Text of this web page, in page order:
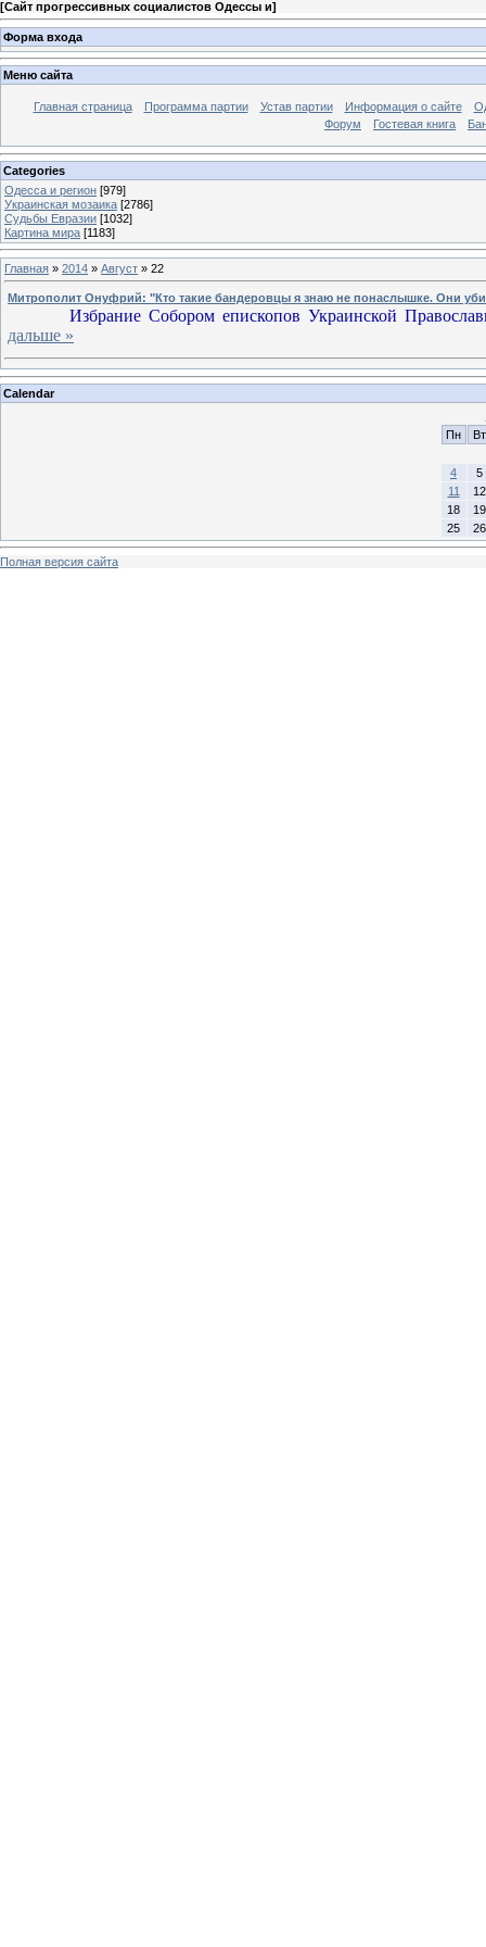
[Сайт прогрессивных социалистов Одессы и]
Форма входа
Меню сайта
Главная страница Программа партии Устав партии Информация о сайте
Форум
Гостевая книга
Categories
Одесса и регион [979]
Украинская мозаика [2786]
Судьбы Евразии [1032]
Картина мира [1183]
Главная » 2014 » Август » 22
Митрополит Онуфрий: "Кто такие бандеровцы я знаю не понаслышке. Они
Избрание Собором епископов Украинской
дальше »
Calendar
Пн
Вт
4
5
11
12
18
19
25
26
Полная версия сайта